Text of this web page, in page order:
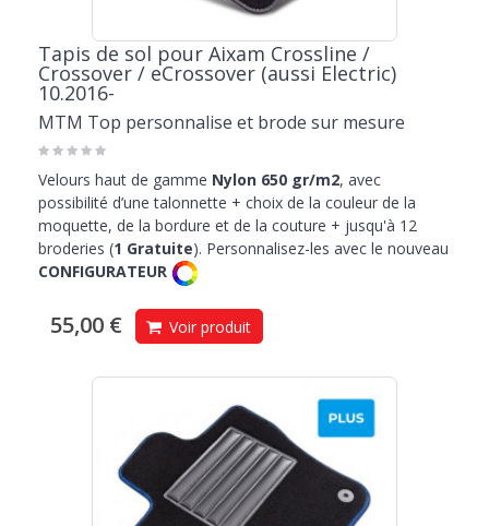
Tapis de sol pour Aixam Crossline /
Crossover / eCrossover (aussi Electric)
10.2016-
MTM Top personnalise et brode sur mesure
Velours haut de gamme Nylon 650 gr/m2, avec
possibilité d’une talonnette + choix de la couleur de la
moquette, de la bordure et de la couture + jusqu'à 12
broderies (1 Gratuite). Personnalisez-les avec le nouveau
CONFIGURATEUR
55,00 € Voir produit